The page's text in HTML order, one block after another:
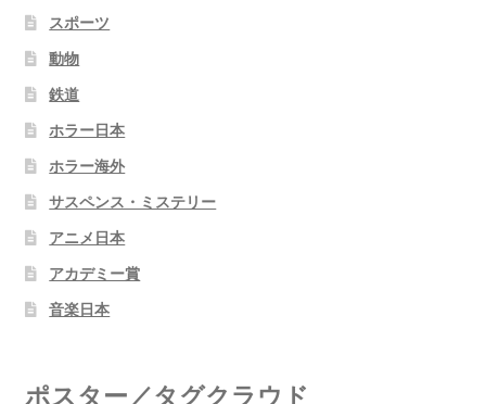
スポーツ
動物
鉄道
ホラー日本
ホラー海外
サスペンス・ミステリー
アニメ日本
アカデミー賞
音楽日本
ポスター／タグクラウド